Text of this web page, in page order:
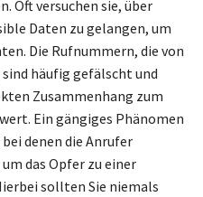
Oft versuchen sie, über
Daten zu gelangen, um
Die Rufnummern, die von
häufig gefälscht und
Zusammenhang zum
Ein gängiges Phänomen
denen die Anrufer
das Opfer zu einer
sollten Sie niemals